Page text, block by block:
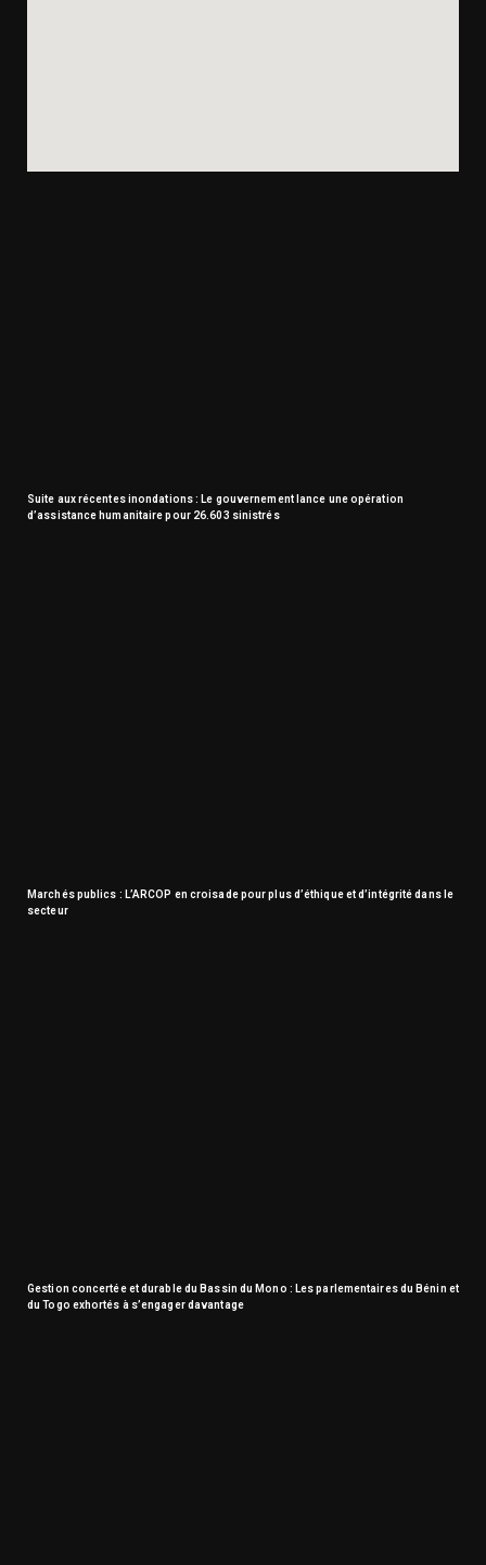
Suite aux récentes inondations : Le gouvernement lance une opération
d’assistance humanitaire pour 26.603 sinistrés
Marchés publics : L’ARCOP en croisade pour plus d’éthique et d’intégrité dans le
secteur
Gestion concertée et durable du Bassin du Mono : Les parlementaires du Bénin et
du Togo exhortés à s’engager davantage